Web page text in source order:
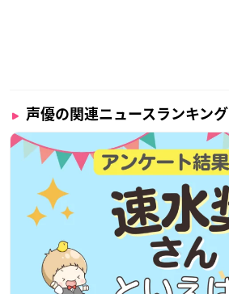
声優の関連ニュースランキング